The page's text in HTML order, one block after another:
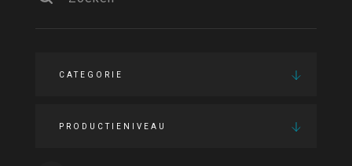
CATEGORIE
PRODUCTIENIVEAU